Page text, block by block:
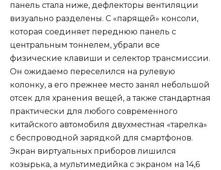
панель стала ниже, дефлекторы вентиляции
визуально разделены. С «парящей» консоли,
которая соединяет переднюю панель с
центральным тоннелем, убрали все
физические клавиши и селектор трансмиссии.
Он ожидаемо переселился на рулевую
колонку, а его прежнее место занял небольшой
отсек для хранения вещей, а также стандартная
практически для любого современного
китайского автомобиля двухместная «тарелка»
с беспроводной зарядкой для смартфонов.
Экран виртуальных приборов лишился
козырька, а мультимедийка с экраном на 14,6